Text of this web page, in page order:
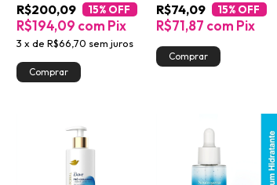
R$200,09 15% OFF
3 xdeR$66,70 sem juros
R$194,09 com Pix
R$74,09 15% OFF
R$71,87 com Pix